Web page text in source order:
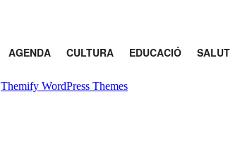
Themify WordPress Themes